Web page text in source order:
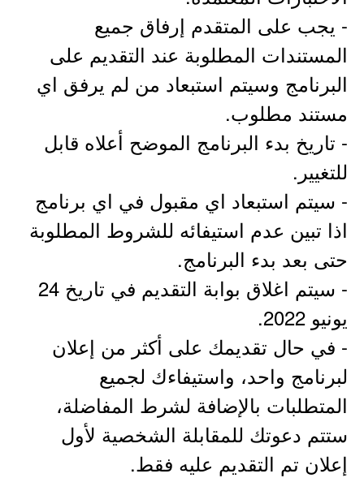
- يجب على المتقدم إرفاق جميع
المستندات المطلوبة عند التقديم على
البرنامج وسيتم استبعاد من لم يرفق اي
مستند مطلوب.
- تاريخ بدء البرنامج الموضح أعلاه قابل
للتغيير.
- سيتم استبعاد اي مقبول في اي برنامج
اذا تبين عدم استيفائه للشروط المطلوبة
حتى بعد بدء البرنامج.
- سيتم اغلاق بوابة التقديم في تاريخ 24
يونيو 2022.
- في حال تقديمك على أكثر من إعلان
لبرنامج واحد، واستيفاءك لجميع
المتطلبات بالإضافة لشرط المفاضلة،
ستتم دعوتك للمقابلة الشخصية لأول
إعلان تم التقديم عليه فقط.